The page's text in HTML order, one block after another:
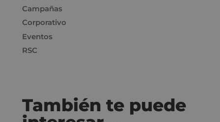
Campañas
Corporativo
Eventos
RSC
También te puede